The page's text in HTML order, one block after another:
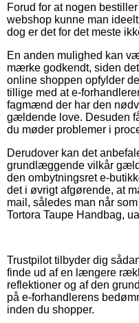
Forud for at nogen
webshop kunne man
dog er det for det meste
En anden mulighed kan
mærke godkendt, siden
online shoppen opfylder
tillige med at e-
fagmænd der har den
gældende love. Desuden
du møder problemer i
Derudover kan det
grundlæggende vilkår
den ombytningsret e-
det i øvrigt afgørende, at
mail, således man når
Tortora Taupe Handbag,
Trustpilot tilbyder dig
finde ud af en længere
reflektioner og af den
på e-forhandlerens
inden du shopper.